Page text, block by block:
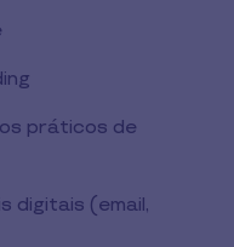
práticos de
digitais (email,